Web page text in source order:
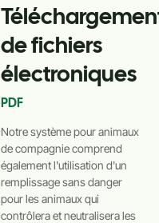
de fichiers
électroniques
PDF
Notre système pour animaux
de compagnie comprend
également l'utilisation d'un
remplissage sans danger
pour les animaux qui
contrôlera et neutralisera les